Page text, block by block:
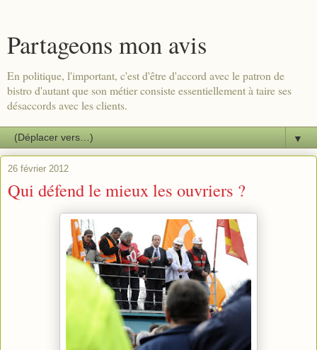
Partageons mon avis
En politique, l'important, c'est d'être d'accord avec le patron de
bistro d'autant que son métier consiste essentiellement à taire ses
désaccords avec les clients.
▼
26 février 2012
Qui défend le mieux les ouvriers ?